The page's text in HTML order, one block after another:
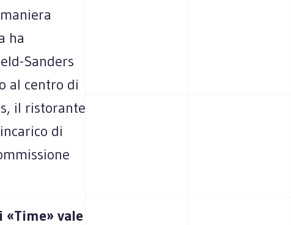
ha
Sanders
al centro di
il ristorante
di
vale